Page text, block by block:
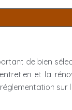
de bien
et la
sur